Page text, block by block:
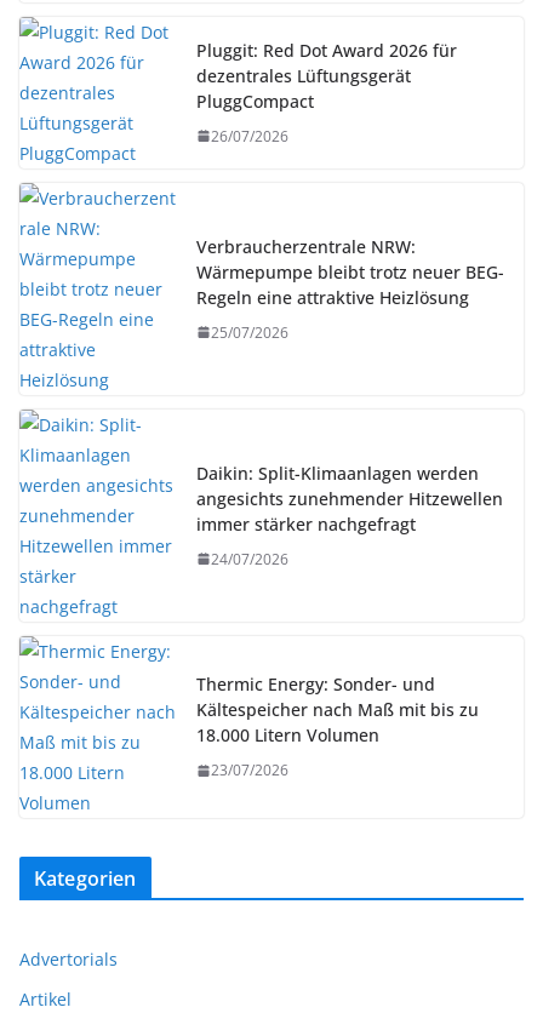
Pluggit: Red Dot Award 2026 für
dezentrales Lüftungsgerät
PluggCompact
26/07/2026
Verbraucherzentrale NRW:
Wärmepumpe bleibt trotz neuer BEG-
Regeln eine attraktive Heizlösung
25/07/2026
Daikin: Split-Klimaanlagen werden
angesichts zunehmender Hitzewellen
immer stärker nachgefragt
24/07/2026
Thermic Energy: Sonder- und
Kältespeicher nach Maß mit bis zu
18.000 Litern Volumen
23/07/2026
Kategorien
Advertorials
Artikel